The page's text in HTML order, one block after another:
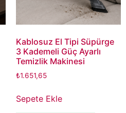
Kablosuz El Tipi Süpürge
3 Kademeli Güç Ayarlı
Temizlik Makinesi
₺1.651,65
Sepete Ekle